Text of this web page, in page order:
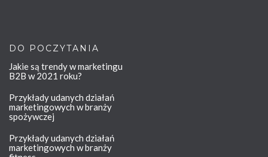
DO POCZYTANIA
Jakie są trendy w marketingu
B2B w 2021 roku?
Przykłady udanych działań
marketingowych w branży
spożywczej
Przykłady udanych działań
marketingowych w branży